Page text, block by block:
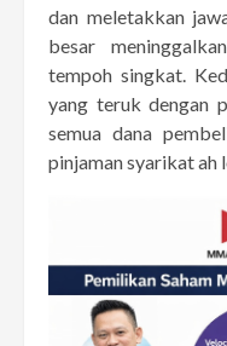
dan meletakkan
besar
tempoh singkat.
yang teruk dengan
semua dana
pinjaman syarikat ah